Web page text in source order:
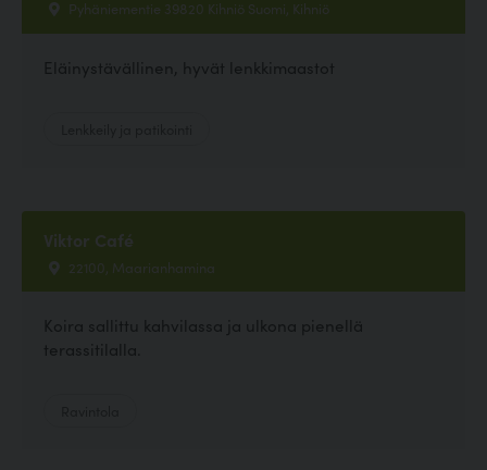
Pyhäniementie 39820 Kihniö Suomi, Kihniö
Eläinystävällinen, hyvät lenkkimaastot
Viktor Café
22100, Maarianhamina
Koira sallittu kahvilassa ja ulkona pienellä
terassitilalla.